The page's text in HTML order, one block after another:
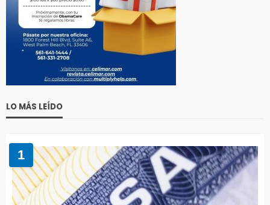
LO MÁS LEÍDO
1